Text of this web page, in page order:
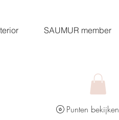
SAUMUR member
Punten bekijken